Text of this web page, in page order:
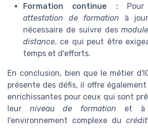
Formation continue :Pour
attestation de formation à
nécessaire de suivre des
distance, ce qui peut être
temps et d'efforts.
En conclusion, bien que le métier
présente des défis, il offre
enrichissantes pour ceux qui sont
leur niveau de formation et à
l'environnement complexe du crédit